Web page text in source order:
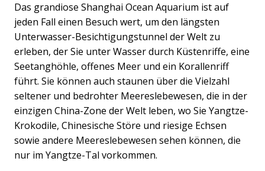
Das grandiose Shanghai Ocean Aquarium ist auf
jeden Fall einen Besuch wert, um den längsten
Unterwasser-Besichtigungstunnel der Welt zu
erleben, der Sie unter Wasser durch Küstenriffe, eine
Seetanghöhle, offenes Meer und ein Korallenriff
führt. Sie können auch staunen über die Vielzahl
seltener und bedrohter Meereslebewesen, die in der
einzigen China-Zone der Welt leben, wo Sie Yangtze-
Krokodile, Chinesische Störe und riesige Echsen
sowie andere Meereslebewesen sehen können, die
nur im Yangtze-Tal vorkommen.